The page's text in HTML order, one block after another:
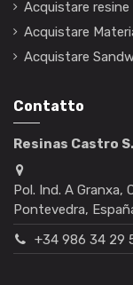
Acquistare resine
Acquistare
Acquistare
Contatto
Resinas Castro
Pol. Ind. A Granxa,
Pontevedra,
+34 986 34 29